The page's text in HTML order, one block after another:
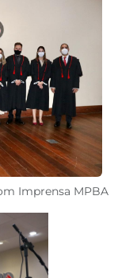
Imprensa MPBA